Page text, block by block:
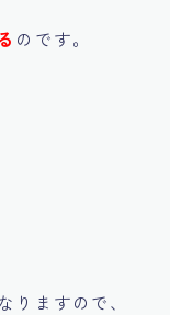
のです。
りますので、